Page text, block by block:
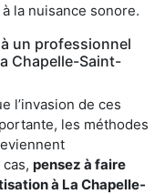
la nuisance sonore.
un professionnel
Chapelle-Saint-
l’invasion de ces
les méthodes
pensez à faire
à La Chapelle-